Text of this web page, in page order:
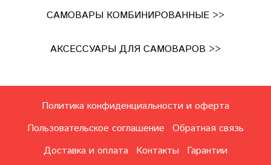
САМОВАРЫ КОМБИНИРОВАННЫЕ >>
АКСЕССУАРЫ ДЛЯ САМОВАРОВ >>
Политика конфиденциальности и оферта
Пользовательское соглашение
Обратная связь
Доставка и оплата
Контакты
Гарантии